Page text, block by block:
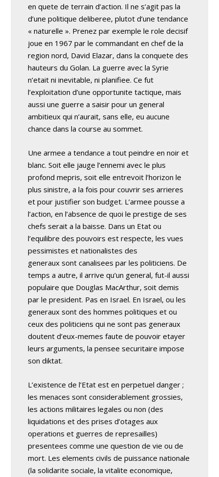
en quete de terrain d’action. Il ne s’agit pas la
d’une politique deliberee, plutot d’une tendance
« naturelle ». Prenez par exemple le role decisif
joue en 1967 par le commandant en chef de la
region nord, David Elazar, dans la conquete des
hauteurs du Golan. La guerre avec la Syrie
n’etait ni inevitable, ni planifiee. Ce fut
l’exploitation d’une opportunite tactique, mais
aussi une guerre a saisir pour un general
ambitieux qui n’aurait, sans elle, eu aucune
chance dans la course au sommet.
Une armee a tendance a tout peindre en noir et
blanc. Soit elle jauge l’ennemi avec le plus
profond mepris, soit elle entrevoit l’horizon le
plus sinistre, a la fois pour couvrir ses arrieres
et pour justifier son budget. L’armee pousse a
l’action, en l’absence de quoi le prestige de ses
chefs serait a la baisse. Dans un Etat ou
l’equilibre des pouvoirs est respecte, les vues
pessimistes et nationalistes des
generaux sont canalisees par les politiciens. De
temps a autre, il arrive qu’un general, fut-il aussi
populaire que Douglas MacArthur, soit demis
par le president. Pas en Israel. En Israel, ou les
generaux sont des hommes politiques et ou
ceux des politiciens qui ne sont pas generaux
doutent d’eux-memes faute de pouvoir etayer
leurs arguments, la pensee securitaire impose
son diktat.
L’existence de l’Etat est en perpetuel danger ;
les menaces sont considerablement grossies,
les actions militaires legales ou non (des
liquidations et des prises d’otages aux
operations et guerres de represailles)
presentees comme une question de vie ou de
mort. Les elements civils de puissance nationale
(la solidarite sociale, la vitalite economique,